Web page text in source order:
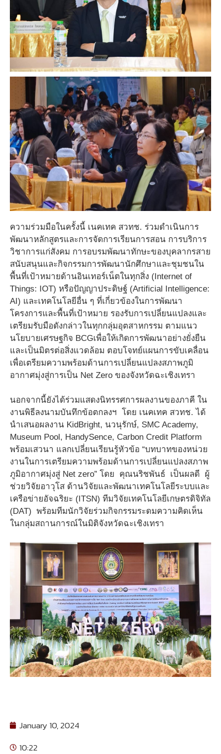
ความร่วมมือในครั้งนี้ เนคเทค สวทช. ร่วมดำเนินการ
พัฒนาหลักสูตรและการจัดการเรียนการสอน การบริการ
วิชาการแก่สังคม การอบรมพัฒนาทักษะของบุคลากรสาย
สนับสนุนและกิจกรรมการพัฒนานักศึกษาและชุมชนใน
พื้นที่เป้าหมายด้านอินเทอร์เน็ตในทุกสิ่ง (Internet of
Things: IOT) หรือปัญญาประดิษฐ์ (Artificial Intelligence:
AI) และเทคโนโลยีอื่น ๆ ที่เกี่ยวข้องในการพัฒนา
โครงการและพื้นที่เป้าหมาย รองรับการเปลี่ยนแปลงและ
เตรียมรับมือดังกล่าวในทุกกลุ่มอุตสาหกรรม ตามแนว
นโยบายเศรษฐกิจ BCGเพื่อให้เกิดการพัฒนาอย่างยั่งยืน
และเป็นมิตรต่อสิ่งแวดล้อม ตอบโจทย์แผนการขับเคลื่อน
เพื่อเตรียมความพร้อมด้านการเปลี่ยนแปลงสภาพภูมิ
อากาศมุ่งสู่การเป็น Net Zero ของจังหวัดฉะเชิงเทรา
นอกจากนี้ยังได้ร่วมแสดงนิทรรศการผลงานของภาคี ใน
งานพิธีลงนามบันทึกข้อตกลงฯ โดย เนคเทค สวทช. ได้
นำเสนอผลงาน KidBright, นวนุรักษ์, SMC Academy,
Museum Pool, HandySence, Carbon Credit Platform
พร้อมเสวนา แลกเปลี่ยนเรียนรู้หัวข้อ “บทบาทของหน่วย
งานในการเตรียมความพร้อมด้านการเปลี่ยนแปลงสภาพ
ภูมิอากาศมุ่งสู่ Net zero” โดย คุณนริชพันธ์ เป็นผลดี ผู้
ช่วยวิจัยอาวุโส ด้านวิจัยและพัฒนาเทคโนโลยีระบบและ
เครือข่ายอัจฉริยะ (ITSN) ทีมวิจัยเทคโนโลยีเกษตรดิจิทัล
(DAT) พร้อมทีมนักวิจัยร่วมกิจกรรมระดมความคิดเห็น
ในกลุ่มสถานการณ์ในมิติจังหวัดฉะเชิงเทรา
January 10, 2024
10:22